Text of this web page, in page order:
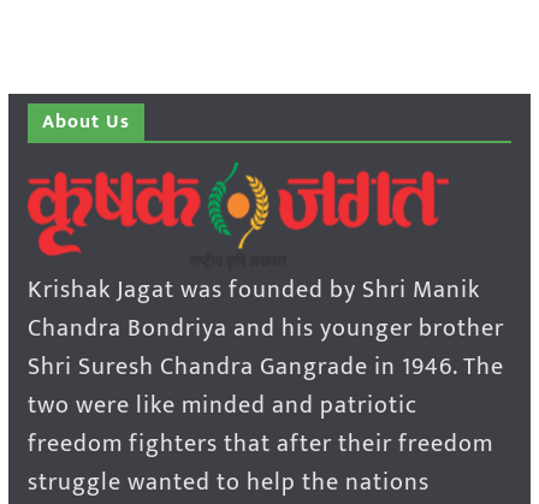
About Us
Krishak Jagat was founded by Shri Manik
Chandra Bondriya and his younger brother
Shri Suresh Chandra Gangrade in 1946. The
two were like minded and patriotic
freedom fighters that after their freedom
struggle wanted to help the nations